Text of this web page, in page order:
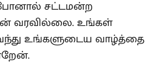
சட்டமன்ற
வரவில்லை. உங்கள்
உங்களுடைய வாழ்த்தை